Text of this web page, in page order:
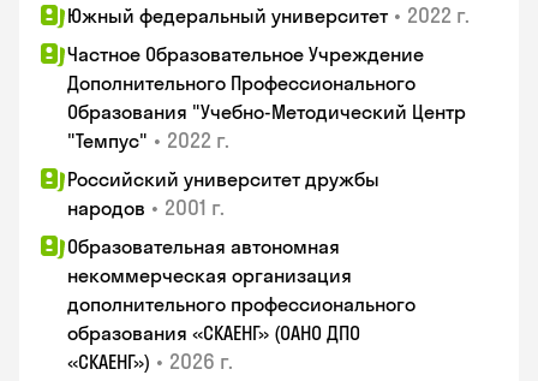
Южный федеральный университет • 2022 г.
Частное Образовательное Учреждение
Дополнительного Профессионального
Образования "Учебно-Методический Центр
"Темпус" • 2022 г.
Российский университет дружбы
народов • 2001 г.
Образовательная автономная
некоммерческая организация
дополнительного профессионального
образования «СКАЕНГ» (ОАНО ДПО
«СКАЕНГ») • 2026 г.